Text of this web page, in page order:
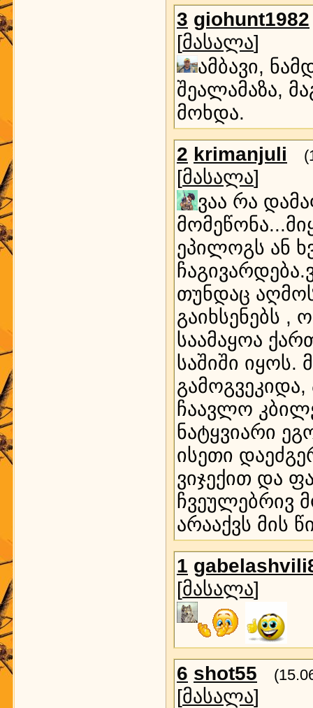
3 giohunt1982
[მასალა]
ამბავი,
შეალამაზა,
მოხდა.
2 krimanjuli
[მასალა]
ვაა რა
ეპილოგს ან
თუნდაც
გაიხსენებს ,
საამაყოა
საშიში იყოს.
ჩაავლო
ნატყვიარი
ისეთი
ვიჯექით და
ჩვეულებრივ
არააქვს მის
1
[მასალა]
6 shot55
[მასალა]